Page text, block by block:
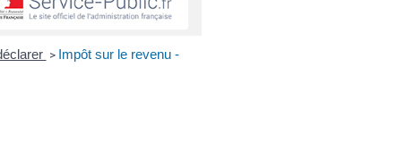
> Impôt sur le revenu -